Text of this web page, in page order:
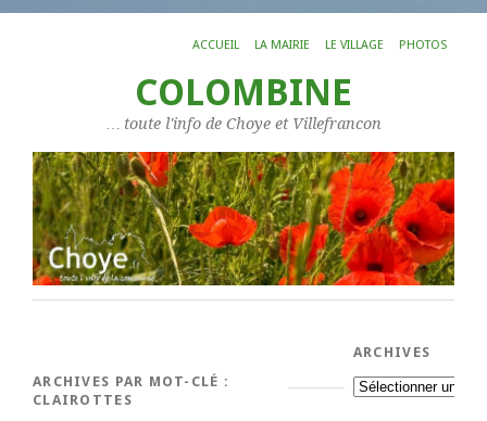
ACCUEIL LA MAIRIE LE VILLAGE PHOTOS
COLOMBINE
… toute l'info de Choye et Villefrancon
ARCHIVES PAR MOT-CLÉ :
CLAIROTTES
ARCHIVES
Archives